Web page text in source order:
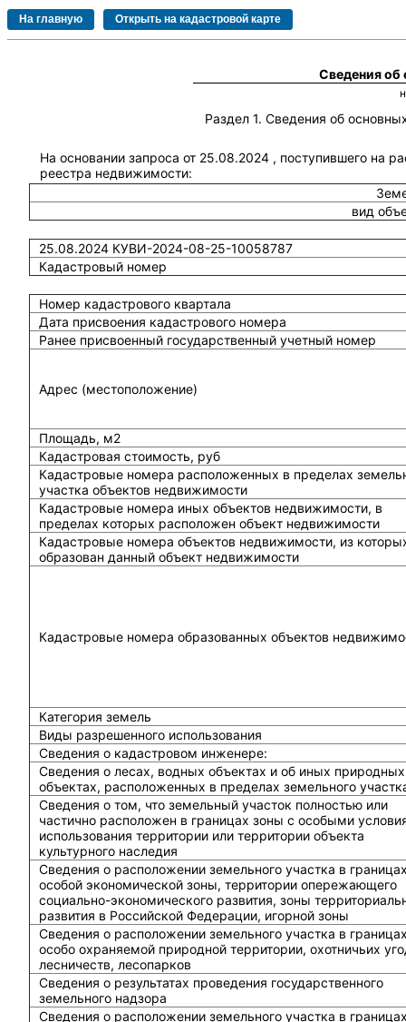
Сведения
Раздел 1. Сведения об
На основании запроса от 25.08.2024 , поступившего на
реестра недвижимости:
вид
25.08.2024 КУВИ-2024-08-25-10058787
Кадастровый номер
Номер кадастрового квартала
Дата присвоения кадастрового номера
Ранее присвоенный государственный учетный номер
Адрес (местоположение)
Площадь, м2
Кадастровая стоимость, руб
Кадастровые номера расположенных в пределах
участка объектов недвижимости
Кадастровые номера иных объектов недвижимости, в
пределах которых расположен объект недвижимости
Кадастровые номера объектов недвижимости, из
образован данный объект недвижимости
Кадастровые номера образованных объектов
Категория земель
Виды разрешенного использования
Сведения о кадастровом инженере:
Cведения о лесах, водных объектах и об иных природных
объектах, расположенных в пределах земельного
Сведения о том, что земельный участок полностью или
частично расположен в границах зоны с особыми
использования территории или территории объекта
культурного наследия
Сведения о расположении земельного участка в
особой экономической зоны, территории опережающего
социально-экономического развития, зоны
развития в Российской Федерации, игорной зоны
Сведения о расположении земельного участка в
особо охраняемой природной территории, охотничьих
лесничеств, лесопарков
Сведения о результатах проведения государственного
земельного надзора
Сведения о расположении земельного участка в